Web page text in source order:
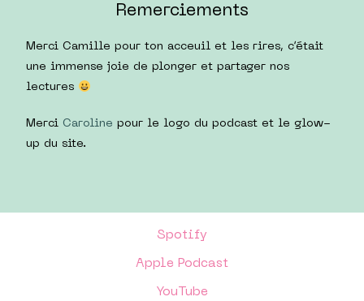
Remerciements
Merci Camille pour ton acceuil et les rires, c’était
une immense joie de plonger et partager nos
lectures
Merci Caroline pour le logo du podcast et le glow-
up du site.
Spotify
Apple Podcast
YouTube